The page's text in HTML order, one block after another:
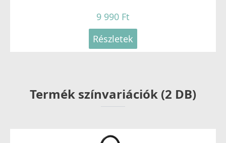
9 990 Ft
Részletek
Termék színvariációk (2 DB)